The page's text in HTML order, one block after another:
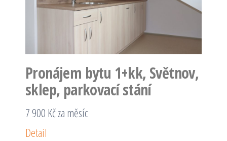
Pronájem bytu 1+kk, Světnov,
sklep, parkovací stání
7 900 Kč za měsíc
Detail